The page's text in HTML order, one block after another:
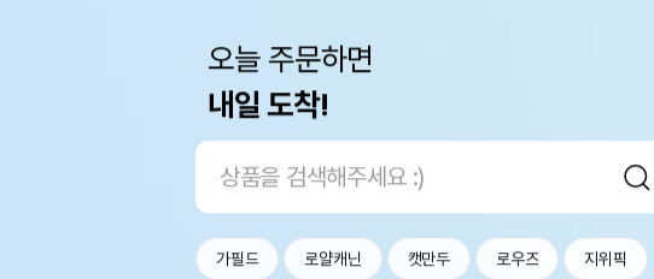
오늘 주문하면
내일 도착!
가필드 로얄캐닌 캣만두 로우즈 지위픽